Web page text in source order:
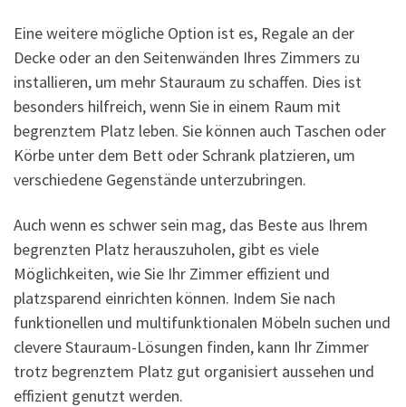
Eine weitere mögliche Option ist es, Regale an der
Decke oder an den Seitenwänden Ihres Zimmers zu
installieren, um mehr Stauraum zu schaffen. Dies ist
besonders hilfreich, wenn Sie in einem Raum mit
begrenztem Platz leben. Sie können auch Taschen oder
Körbe unter dem Bett oder Schrank platzieren, um
verschiedene Gegenstände unterzubringen.
Auch wenn es schwer sein mag, das Beste aus Ihrem
begrenzten Platz herauszuholen, gibt es viele
Möglichkeiten, wie Sie Ihr Zimmer effizient und
platzsparend einrichten können. Indem Sie nach
funktionellen und multifunktionalen Möbeln suchen und
clevere Stauraum-Lösungen finden, kann Ihr Zimmer
trotz begrenztem Platz gut organisiert aussehen und
effizient genutzt werden.